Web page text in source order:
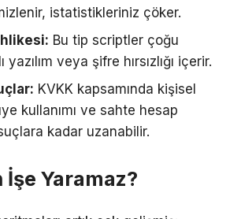
istatistikleriniz çöker.
Bu tip scriptler çoğu
yazılım veya şifre hırsızlığı içerir.
KVKK kapsamında kişisel
kullanımı ve sahte hesap
kadar uzanabilir.
İşe Yaramaz?